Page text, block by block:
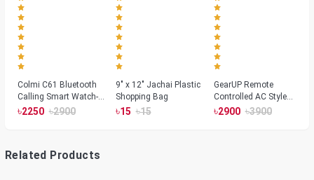
Colmi C61 Bluetooth
Calling Smart Watch-
Silver Color
৳2250 ৳2900
9" x 12" Jachai Plastic
Shopping Bag
৳15 ৳15
GearUP Remote
Controlled AC Style
Room Heater 1800
৳2900 ৳3900
Related Products